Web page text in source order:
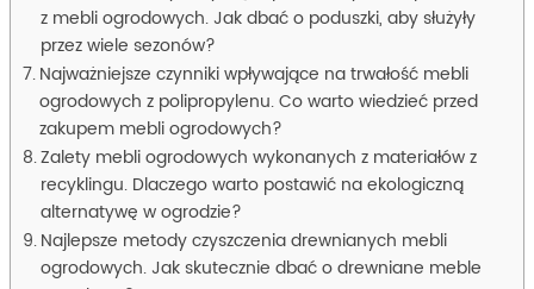
z mebli ogrodowych. Jak dbać o poduszki, aby służyły
przez wiele sezonów?
Najważniejsze czynniki wpływające na trwałość mebli
ogrodowych z polipropylenu. Co warto wiedzieć przed
zakupem mebli ogrodowych?
Zalety mebli ogrodowych wykonanych z materiałów z
recyklingu. Dlaczego warto postawić na ekologiczną
alternatywę w ogrodzie?
Najlepsze metody czyszczenia drewnianych mebli
ogrodowych. Jak skutecznie dbać o drewniane meble